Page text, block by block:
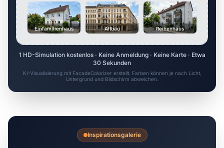
Einfamilienhaus Altbau Reihenhaus
1 HD-Simulation kostenlos · Keine Anmeldung · Keine Karte · Etwa
30 Sekunden
KI-Visualisierung mit FacadeColorizer erstellt. Farben können je nach Licht,
Untergrund und Bildschirm abweichen.
Inspirationsgalerie